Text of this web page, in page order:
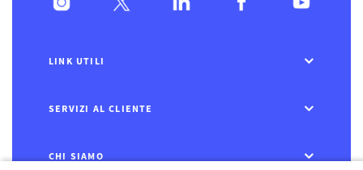
LINK UTILI
SERVIZI AL CLIENTE
CHI SIAMO